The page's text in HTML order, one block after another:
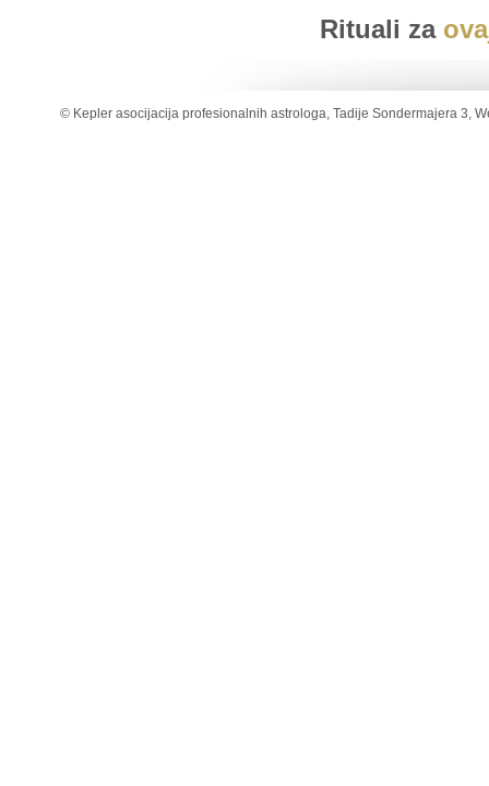
Rituali za
© Kepler asocijacija profesionalnih astrologa, Tadije Sondermajera 3,